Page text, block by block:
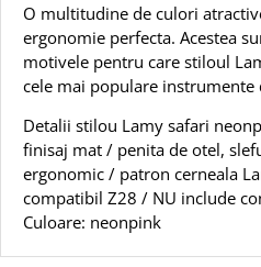
O multitudine de culori
ergonomie perfecta. Acestea
motivele pentru care stiloul
cele mai populare instrumente
Detalii stilou Lamy safari
finisaj mat / penita de otel,
ergonomic / patron cerneala
compatibil Z28 / NU include
Culoare: neonpink